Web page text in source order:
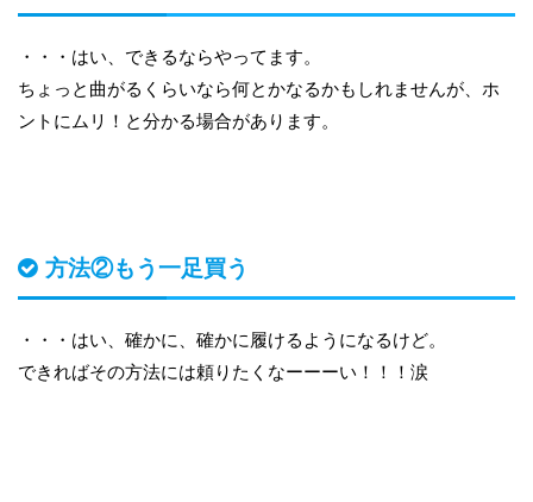
・・・はい、できるならやってます。
ちょっと曲がるくらいなら何とかなるかもしれませんが、ホ
ントにムリ！と分かる場合があります。
方法②もう一足買う
・・・はい、確かに、確かに履けるようになるけど。
できればその方法には頼りたくなーーーい！！！涙